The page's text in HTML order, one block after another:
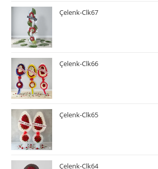
Çelenk-Clk67
Çelenk-Clk66
Çelenk-Clk65
Çelenk-Clk64